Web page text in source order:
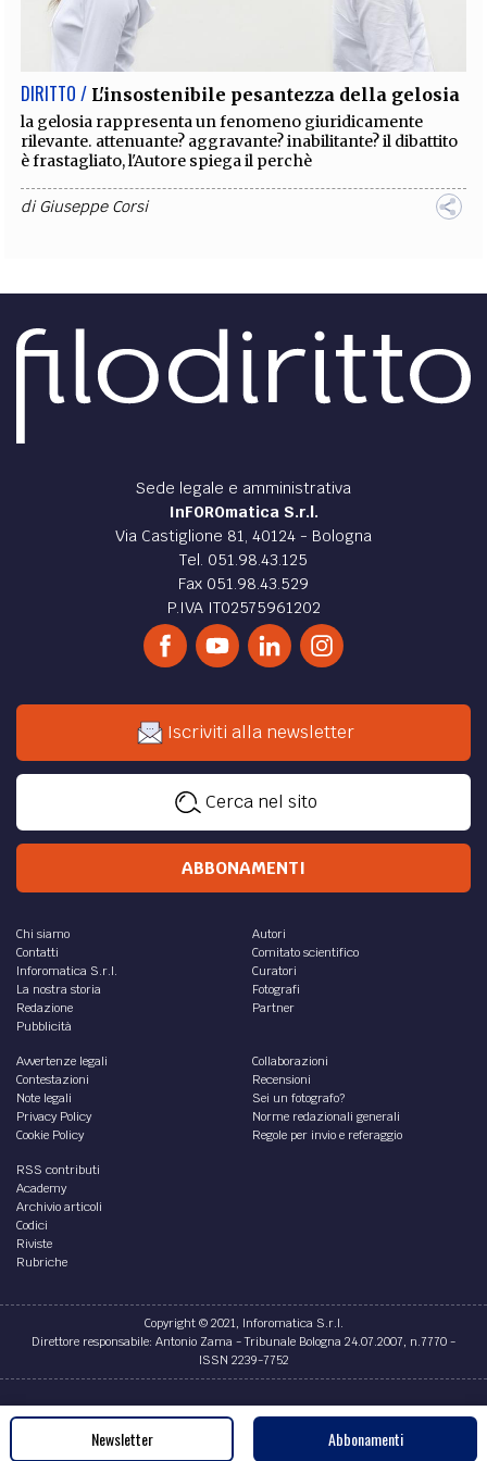
CODICI RUBRICHE PUBBLICITÀ CONTATTI
SOCIAL MEDIA
DIRITTO / L'insostenibile pesantezza della gelosia
la gelosia rappresenta un fenomeno giuridicamente
rilevante. attenuante? aggravante? inabilitante? il dibattito
è frastagliato, l'Autore spiega il perchè
diGiuseppe Corsi
Sede legale e amministrativa
InFOROmatica S.r.l.
Via Castiglione 81, 40124 - Bologna
Tel. 051.98.43.125
Fax 051.98.43.529
P.IVA IT02575961202
Iscriviti alla newsletter
Cerca nel sito
ABBONAMENTI
Chi siamo
Contatti
Inforomatica S.r.l.
La nostra storia
Redazione
Pubblicità
Autori
Comitato scientifico
Curatori
Fotografi
Partner
Avvertenze legali
Contestazioni
Note legali
Privacy Policy
Cookie Policy
Collaborazioni
Recensioni
Sei un fotografo?
Norme redazionali generali
Regole per invio e referaggio
RSS contributi
Academy
Archivio articoli
Codici
Riviste
Rubriche
Copyright © 2021, Inforomatica S.r.l.
Direttore responsabile: Antonio Zama - Tribunale Bologna 24.07.2007, n.7770 -
ISSN 2239-7752
Credits
Newsletter Abbonamenti